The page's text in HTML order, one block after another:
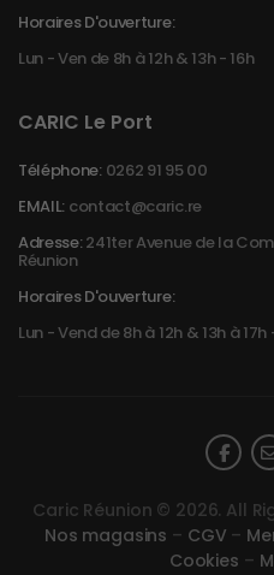
Horaires D'ouverture:
Lun - Ven de 8h à 12h & 13h - 16h
CARIC Le Port
Téléphone: 0262 91 95 00
EMAIL: contact@caric.re
Adresse:241ter Avenue de la
Réunion
Horaires D'ouverture:
Lun - Vend de 8h à 12h & 13h à 17h
Caric Réunion © 2026. All
Nos magasins – CGV –
Cookies –